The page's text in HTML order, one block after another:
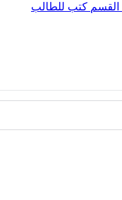
القسم كتب للطالب